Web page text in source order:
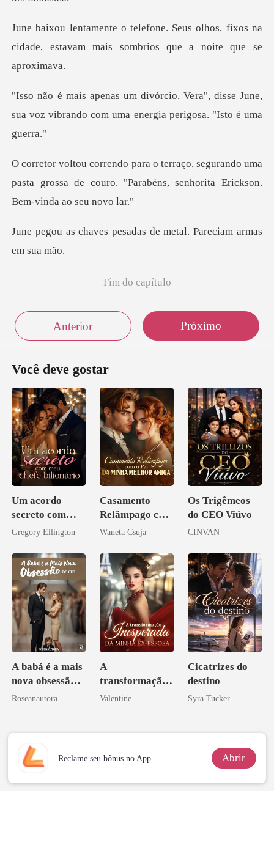
s olhos, fixos na
cidade, estavam mais
ra", disse June,
sua voz vibrando com u
urando uma
pasta grossa de couro. "Parabéns, s
pesadas de metal. Par
Fim do capítulo
Anterior Próximo
Você deve gostar
Um acordo
secreto com
meu chefe
Gregory Ellington
Casamento
Relâmpago com
o Pai da Minha
Waneta Csuja
Os Trigêmeos
do CEO Viúvo
CINVAN
A babá é a mais
nova obsessão
do CEO
Roseanautora
A
transformação
inesperada da
Valentine
Cicatrizes do
destino
Syra Tucker
Reclame seu bônus no App Abrir